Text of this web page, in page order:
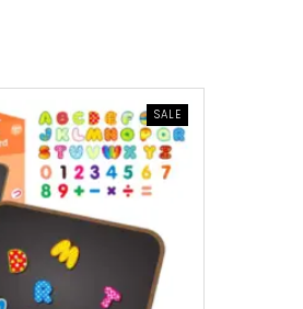
SALEPRODUCT
ON
SALE